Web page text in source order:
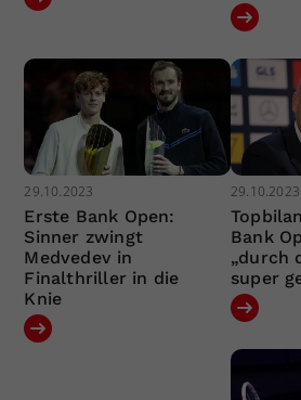
29.10.2023
Erste Bank Open:
Sinner zwingt
Medvedev in
Finalthriller in die
Knie
29.10.2023
Bank
„durch
super